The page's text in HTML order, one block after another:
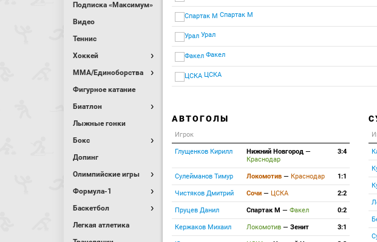
Подписка «Максимум»
Видео
Теннис
Хоккей
MMA/Единоборства
Фигурное катание
Биатлон
Лыжные гонки
Бокс
Допинг
Олимпийские игры
Формула-1
Баскетбол
Легкая атлетика
Спартак М
Урал
Факел
ЦСКА
АВТОГОЛЫ
Игрок
Глущенков Кирилл Нижний Новгород —
Краснодар
3:4
Сулейманов Тимур Локомотив — Краснодар 1:1
Чистяков Дмитрий Сочи — ЦСКА 2:2
Пруцев Данил Спартак М — Факел 0:2
Кержаков Михаил Локомотив — Зенит 3:1